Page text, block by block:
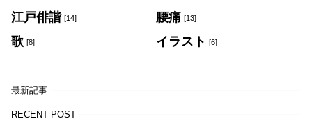
江戸俳諧 [14] 腰痛 [13]
歌 [8] イラスト [6]
最新記事
RECENT POST